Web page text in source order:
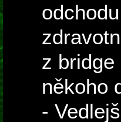
z bridge
někoho
-